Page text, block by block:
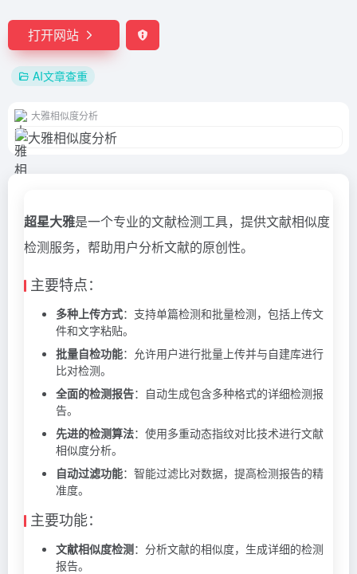
打开网站
AI文章查重
大雅相似度分析
超星大雅是一个专业的文献检测工具，提供文献相似度
检测服务，帮助用户分析文献的原创性。
主要特点：
多种上传方式：支持单篇检测和批量检测，包括上传文
件和文字粘贴。
批量自检功能：允许用户进行批量上传并与自建库进行
比对检测。
全面的检测报告：自动生成包含多种格式的详细检测报
告。
先进的检测算法：使用多重动态指纹对比技术进行文献
相似度分析。
自动过滤功能：智能过滤比对数据，提高检测报告的精
准度。
主要功能：
文献相似度检测：分析文献的相似度，生成详细的检测
报告。